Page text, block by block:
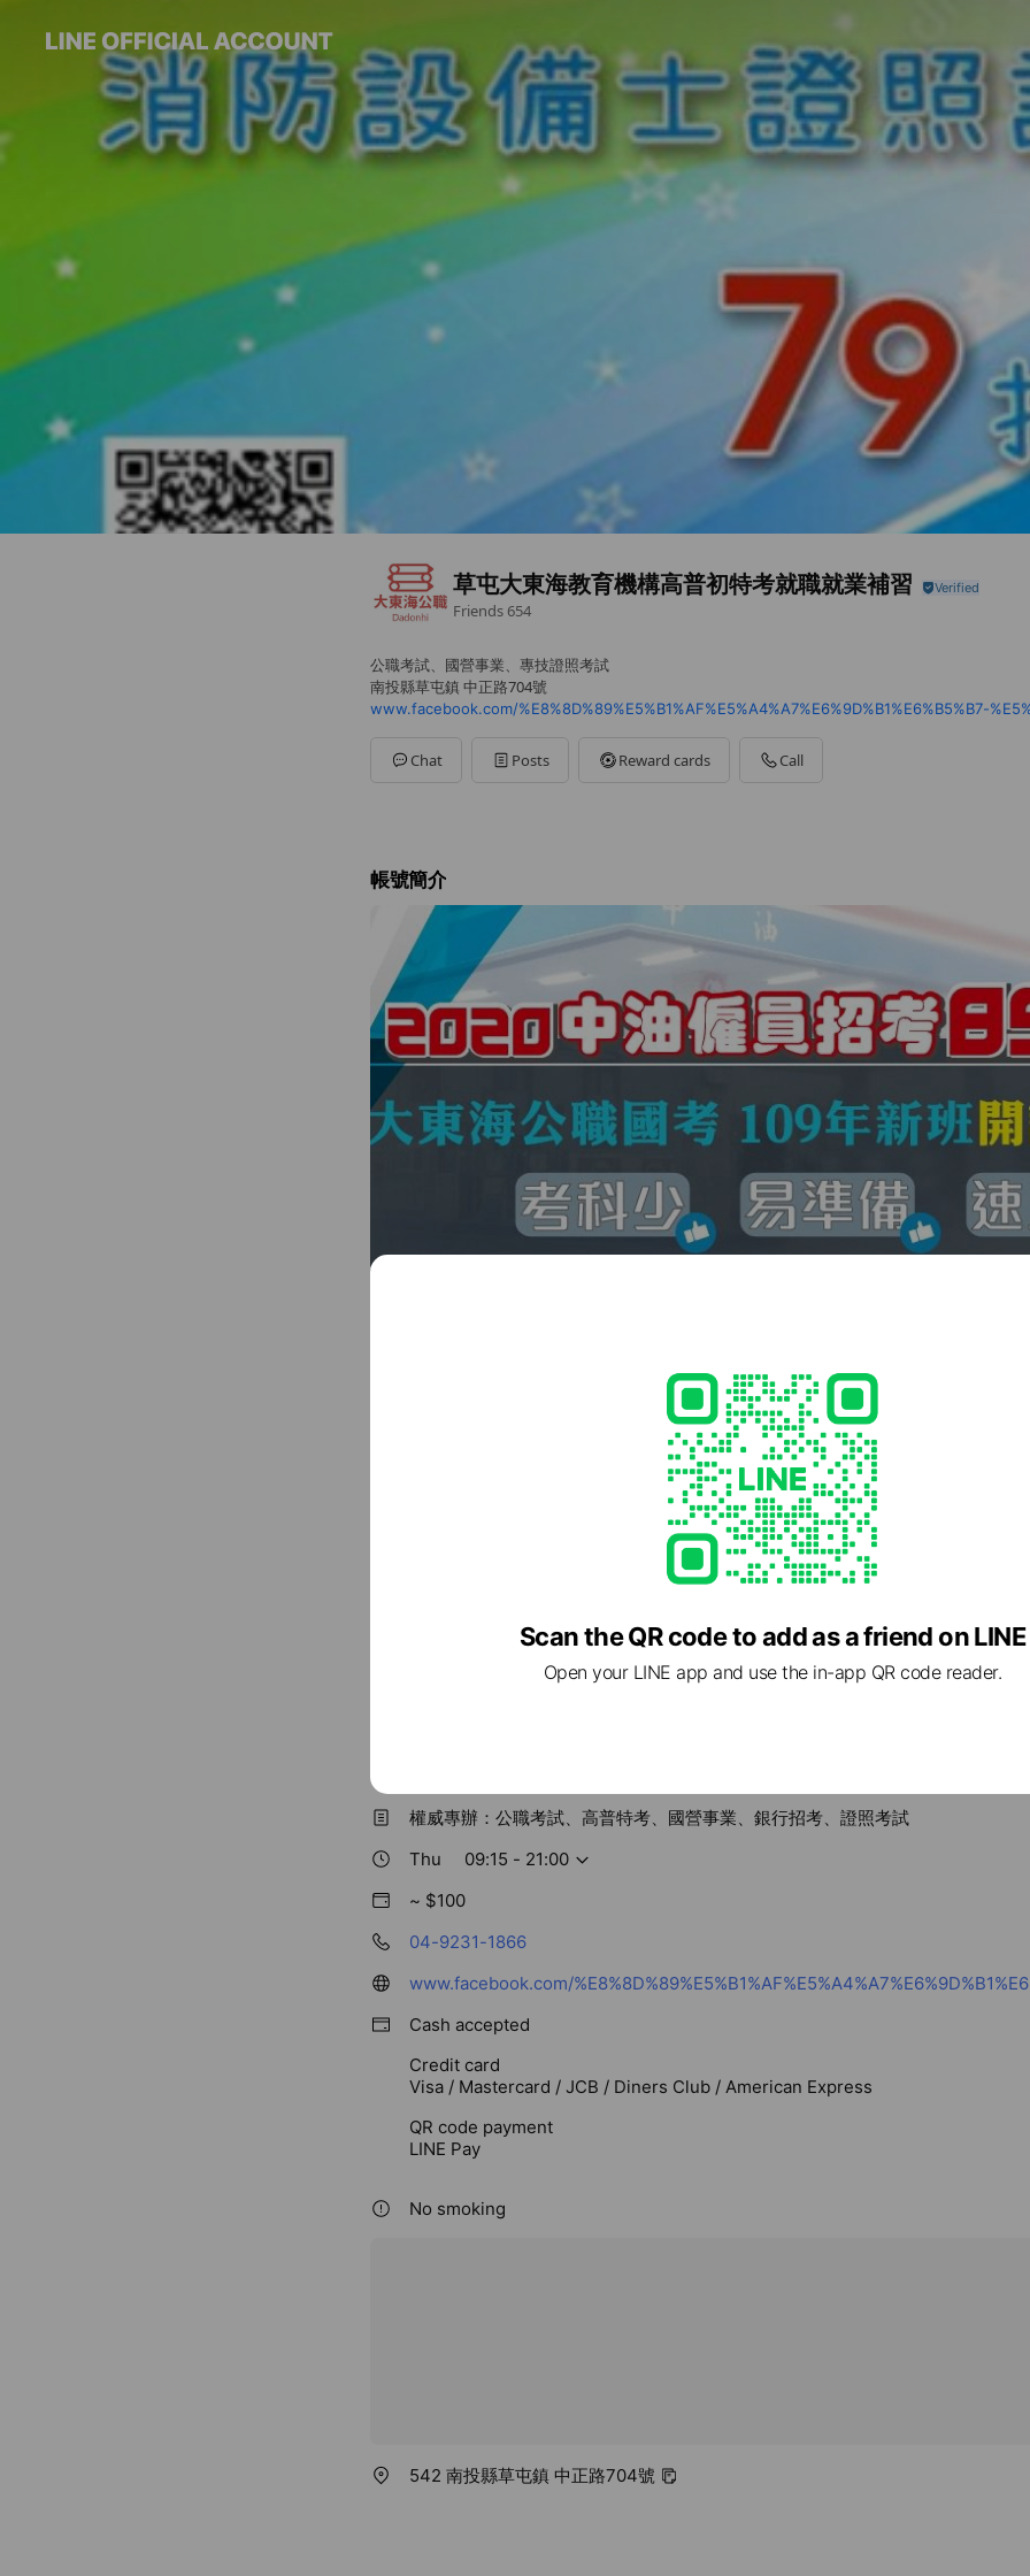
草屯大東海教育機構高普初特考就職就業補習
Friends 654
公職考試、國營事業、專技證照考試
南投縣草屯鎮 中正路704號
Chat Posts Reward cards Call
帳號簡介
權威專辦：公職考試、高普特考、國營事業、銀行招考、證照考試
Thu
09:15 - 21:00
~ $100
04-9231-1866
Cash accepted
Credit card
Visa / Mastercard / JCB / Diners Club / American Express
QR code payment
LINE Pay
No smoking
542 南投縣草屯鎮 中正路704號
Scan the QR code to add as a friend on LINE
Open your LINE app and use the in-app QR code reader.